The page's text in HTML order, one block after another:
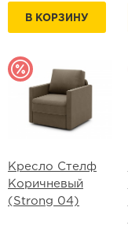
В КОРЗИНУ
Кресло Стелф
Коричневый
(Strong 04)